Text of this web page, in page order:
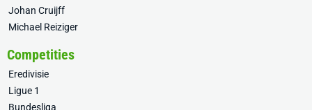
Johan Cruijff
Michael Reiziger
Competities
Eredivisie
Ligue 1
Bundesliga